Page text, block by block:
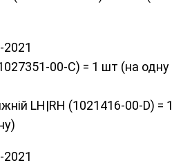
2021
00-C) = 1 шт (на одну
LH|RH (1021416-00-D) = 1
2021